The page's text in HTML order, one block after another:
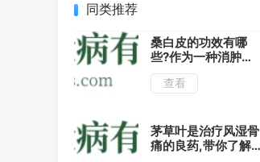
同类推荐
桑白皮的功效有哪
些?作为一种消肿平
喘的中药,了解它的
这几种用法药效更佳
查看
茅草叶是治疗风湿骨
痛的良药,带你了解